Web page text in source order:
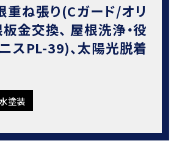
重ね張り(Cガード/オリ
板金交換、 屋根洗浄・役
スPL-39)、太陽光脱着
塗装